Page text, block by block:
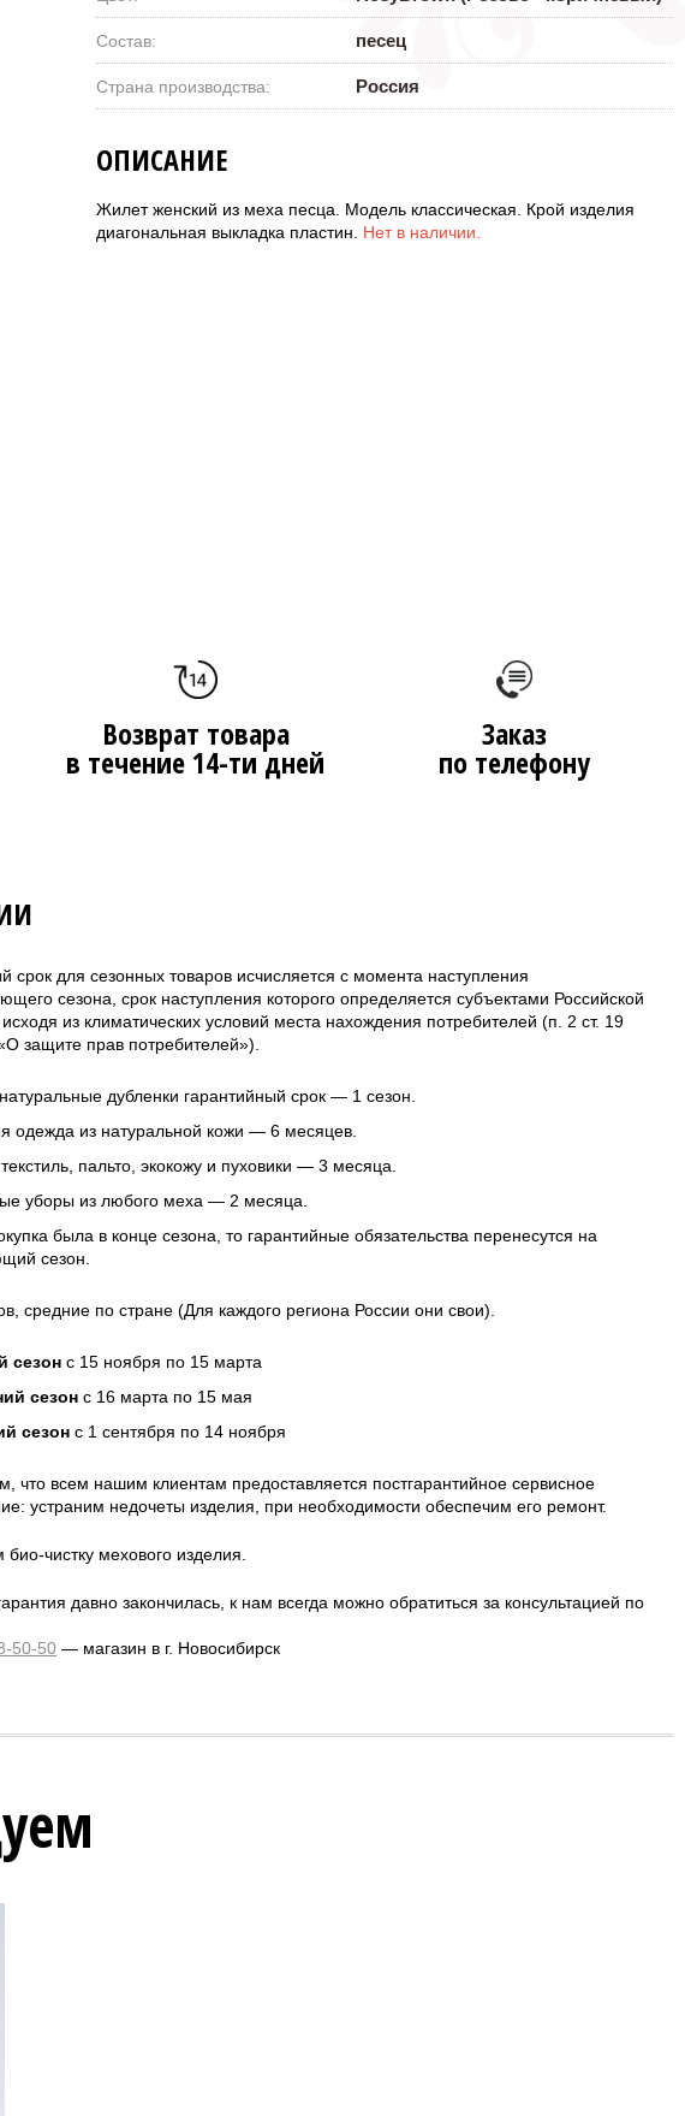
Состав: песец
Страна производства: Россия
ОПИСАНИЕ
Жилет женский из меха песца. Модель классическая. Крой изделия
диагональная выкладка пластин.
Нет в наличии.
Возврат товара
в течение 14-ти дней
Заказ
по телефону
срок для сезонных товаров исчисляется с момента наступления
сезона, срок наступления которого определяется субъектами Российской
из климатических условий места нахождения потребителей (п. 2 ст. 19
защите прав потребителей»).
дубленки гарантийный срок — 1 сезон.
одежда из натуральной кожи — 6 месяцев.
пальто, экокожу и пуховики — 3 месяца.
уборы из любого меха — 2 месяца.
была в конце сезона, то гарантийные обязательства перенесутся на
сезон.
средние по стране (Для каждого региона России они свои).
сезон с 15 ноября по 15 марта
сезон с 16 марта по 15 мая
сезон с 1 сентября по 14 ноября
что всем нашим клиентам предоставляется постгарантийное сервисное
устраним недочеты изделия, при необходимости обеспечим его ремонт.
чистку мехового изделия.
давно закончилась, к нам всегда можно обратиться за консультацией по
50-50 — магазин в г. Новосибирск